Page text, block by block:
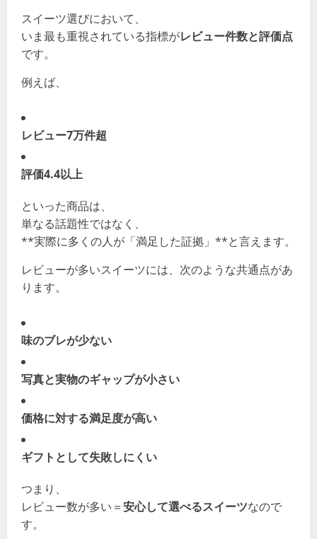
スイーツ選びにおいて、
いま最も重視されている指標がレビュー件数と評価点
です。
例えば、
レビュー7万件超
評価4.4以上
といった商品は、
単なる話題性ではなく、
**実際に多くの人が「満足した証拠」**と言えます。
レビューが多いスイーツには、次のような共通点があ
ります。
味のブレが少ない
写真と実物のギャップが小さい
価格に対する満足度が高い
ギフトとして失敗しにくい
つまり、
レビュー数が多い＝安心して選べるスイーツなので
す。